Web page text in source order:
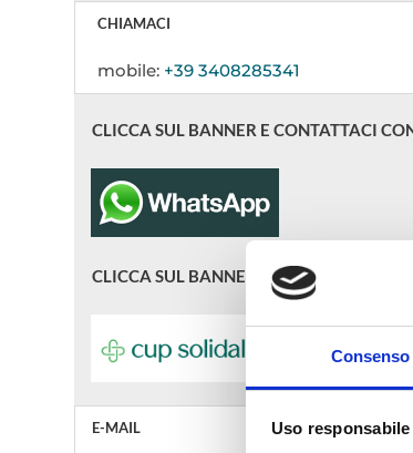
Consenso
Uso
CHIAMACI
mobile: +39 3408285341
CLICCA SUL BANNER E CONTATTACI
CLICCA SUL BANNER CUP SOLIDARE
E-MAIL